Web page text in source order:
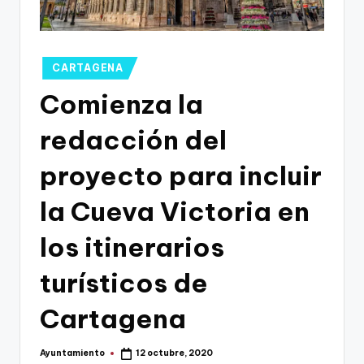
Publicado
en
CARTAGENA
Comienza la
redacción del
proyecto para incluir
la Cueva Victoria en
los itinerarios
turísticos de
Cartagena
Publicado
Ayuntamiento 12 octubre, 2020